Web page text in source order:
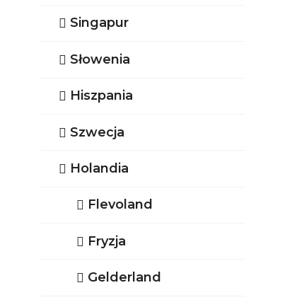
Singapur
Słowenia
Hiszpania
Szwecja
Holandia
Flevoland
Fryzja
Gelderland